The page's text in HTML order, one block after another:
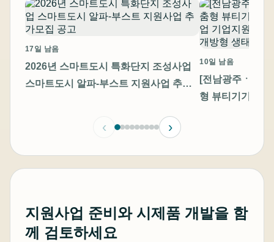
17일 남음
2026년 스마트도시 특화단지 조성사업
스마트도시 알파-부스트 지원사업 추가
10일 남음
[전남광주ㆍ충
형 뷰티기기 고
‹ ›
지원사업 준비와 시제품 개발을 함
께 검토하세요